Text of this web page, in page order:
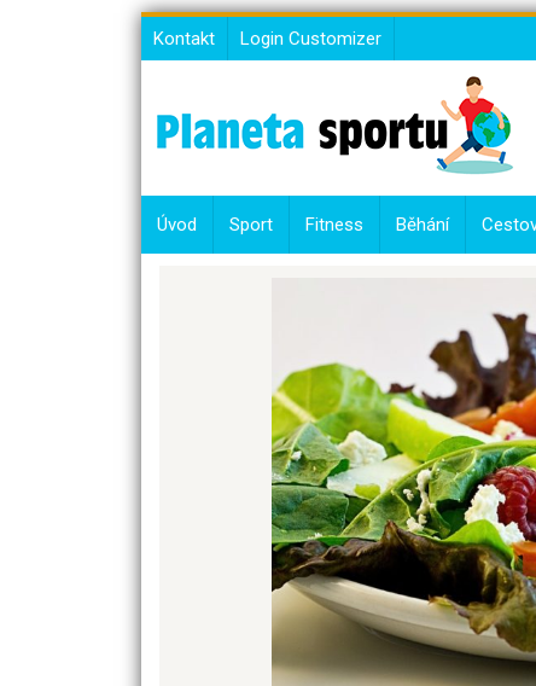
Skip
to
Kontakt Login Customizer
Úvod Sport Fitness Běhání